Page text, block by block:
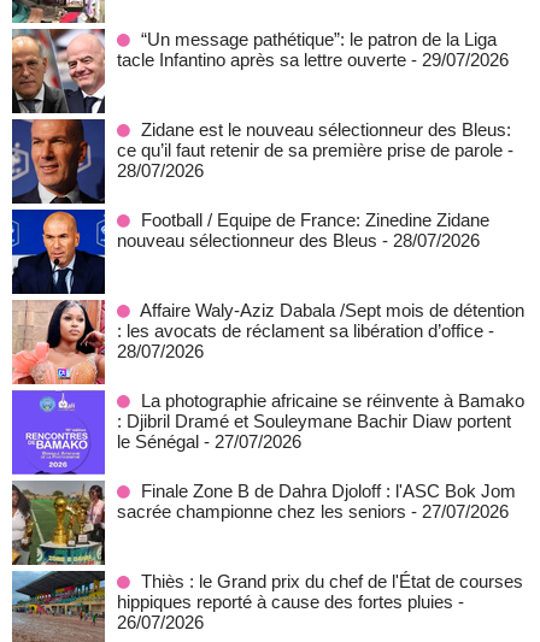
“Un message pathétique”: le patron de la Liga
tacle Infantino après sa lettre ouverte - 29/07/2026
Zidane est le nouveau sélectionneur des Bleus:
ce qu’il faut retenir de sa première prise de parole -
28/07/2026
Football / Equipe de France: Zinedine Zidane
nouveau sélectionneur des Bleus - 28/07/2026
Affaire Waly-Aziz Dabala /Sept mois de détention
: les avocats de réclament sa libération d’office -
28/07/2026
La photographie africaine se réinvente à Bamako
: Djibril Dramé et Souleymane Bachir Diaw portent
le Sénégal - 27/07/2026
Finale Zone B de Dahra Djoloff : l'ASC Bok Jom
sacrée championne chez les seniors - 27/07/2026
Thiès : le Grand prix du chef de l'État de courses
hippiques reporté à cause des fortes pluies -
26/07/2026